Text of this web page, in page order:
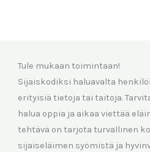
Tule mukaan toimintaan!
Sijaiskodiksi haluavalta
erityisiä tietoja tai taitoja.
halua oppia ja aikaa viettää
tehtävä on tarjota turvallinen
sijaiseläimen syömistä ja